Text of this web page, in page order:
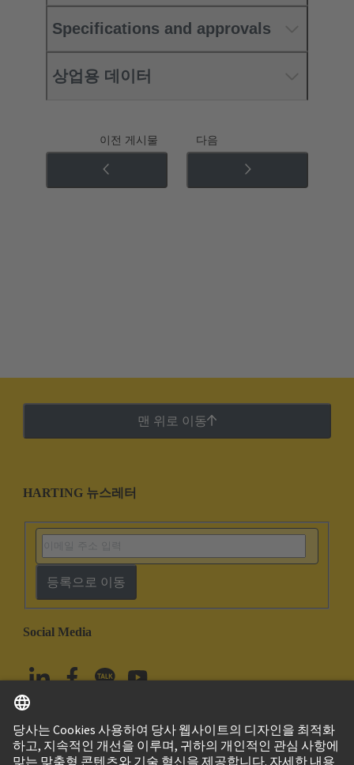
Specifications and approvals
상업용 데이터
이전 게시물 다음
맨 위로 이동
HARTING 뉴스레터
등록으로 이동
Social Media
대한민국 한국어